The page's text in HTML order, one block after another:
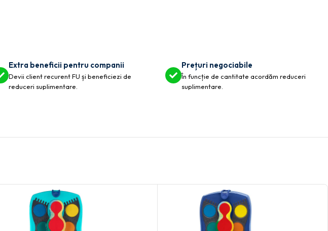
Extra beneficii pentru companii
Devii client recurent FU și beneficiezi de
reduceri suplimentare.
Prețuri negociabile
În funcție de cantitate acordăm reduceri
suplimentare.